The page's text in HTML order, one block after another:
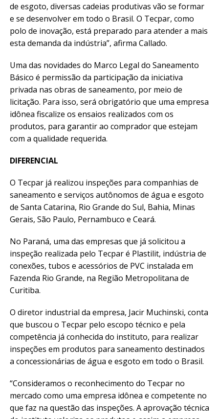
de esgoto, diversas cadeias produtivas vão se formar
e se desenvolver em todo o Brasil. O Tecpar, como
polo de inovação, está preparado para atender a mais
esta demanda da indústria”, afirma Callado.
Uma das novidades do Marco Legal do Saneamento
Básico é permissão da participação da iniciativa
privada nas obras de saneamento, por meio de
licitação. Para isso, será obrigatório que uma empresa
idônea fiscalize os ensaios realizados com os
produtos, para garantir ao comprador que estejam
com a qualidade requerida.
DIFERENCIAL
O Tecpar já realizou inspeções para companhias de
saneamento e serviços autônomos de água e esgoto
de Santa Catarina, Rio Grande do Sul, Bahia, Minas
Gerais, São Paulo, Pernambuco e Ceará.
No Paraná, uma das empresas que já solicitou a
inspeção realizada pelo Tecpar é Plastilit, indústria de
conexões, tubos e acessórios de PVC instalada em
Fazenda Rio Grande, na Região Metropolitana de
Curitiba.
O diretor industrial da empresa, Jacir Muchinski, conta
que buscou o Tecpar pelo escopo técnico e pela
competência já conhecida do instituto, para realizar
inspeções em produtos para saneamento destinados
a concessionárias de água e esgoto em todo o Brasil.
“Consideramos o reconhecimento do Tecpar no
mercado como uma empresa idônea e competente no
que faz na questão das inspeções. A aprovação técnica